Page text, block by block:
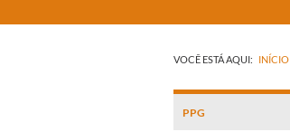
VOCÊ ESTÁ AQUI: INÍCIO
PPG